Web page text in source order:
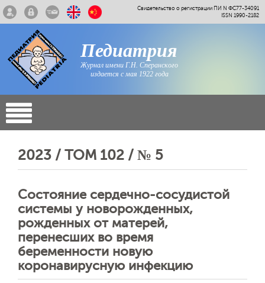
Свидетельство о регистрации ПИ N ФС77-34091
ISSN 1990-2182
Педиатрия
Журнал имени Г.Н. Сперанского
издается с мая 1922 года
2023 / ТОМ 102 / № 5
Состояние сердечно-сосудистой
системы у новорожденных,
рожденных от матерей,
перенесших во время
беременности новую
коронавирусную инфекцию